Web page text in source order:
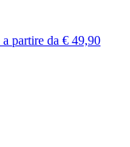
a partire da € 49,90